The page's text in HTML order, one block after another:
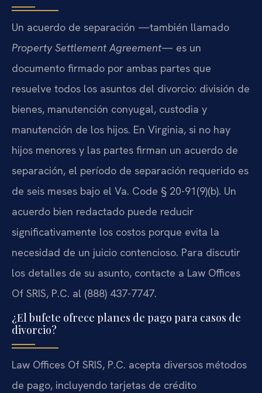
Un acuerdo de separación —también llamado
Property Settlement Agreement— es un
documento firmado por ambas partes que
resuelve todos los asuntos del divorcio: división de
bienes, manutención conyugal, custodia y
manutención de los hijos. En Virginia, si no hay
hijos menores y las partes firman un acuerdo de
separación, el período de separación requerido es
de seis meses bajo el Va. Code § 20-91(9)(b). Un
acuerdo bien redactado puede reducir
significativamente los costos porque evita la
necesidad de un juicio contencioso. Para discutir
los detalles de su asunto, contacte a Law Offices
Of SRIS, P.C. al (888) 437-7747.
¿El bufete ofrece planes de pago para casos de
divorcio?
Law Offices Of SRIS, P.C. acepta diversos métodos
de pago, incluyendo tarjetas de crédito